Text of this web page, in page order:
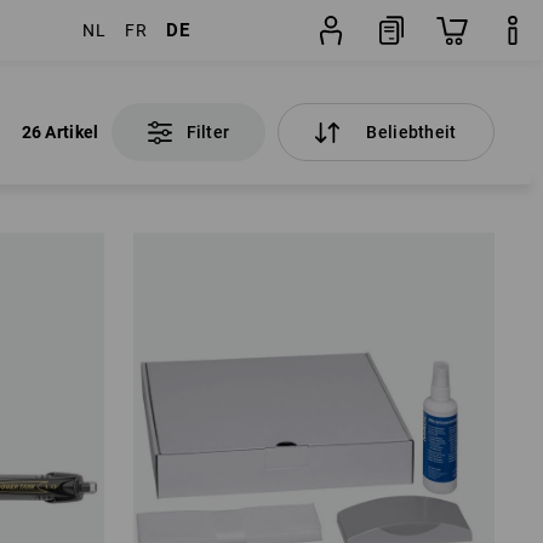
NL FR DE
26 Artikel Filter Beliebtheit
26 Artikel Filter Beliebtheit